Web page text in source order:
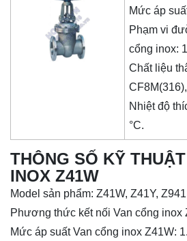
Mức áp
Phạm vi
cổng inox:
Chất liệu
Nhiệt độ
°C.
THÔNG SỐ KỸ
INOX Z41W
Model sản phẩm: Z41W, Z41Y,
Phương thức kết nối Van cổng inox
Mức áp suất Van cổng inox Z41W: